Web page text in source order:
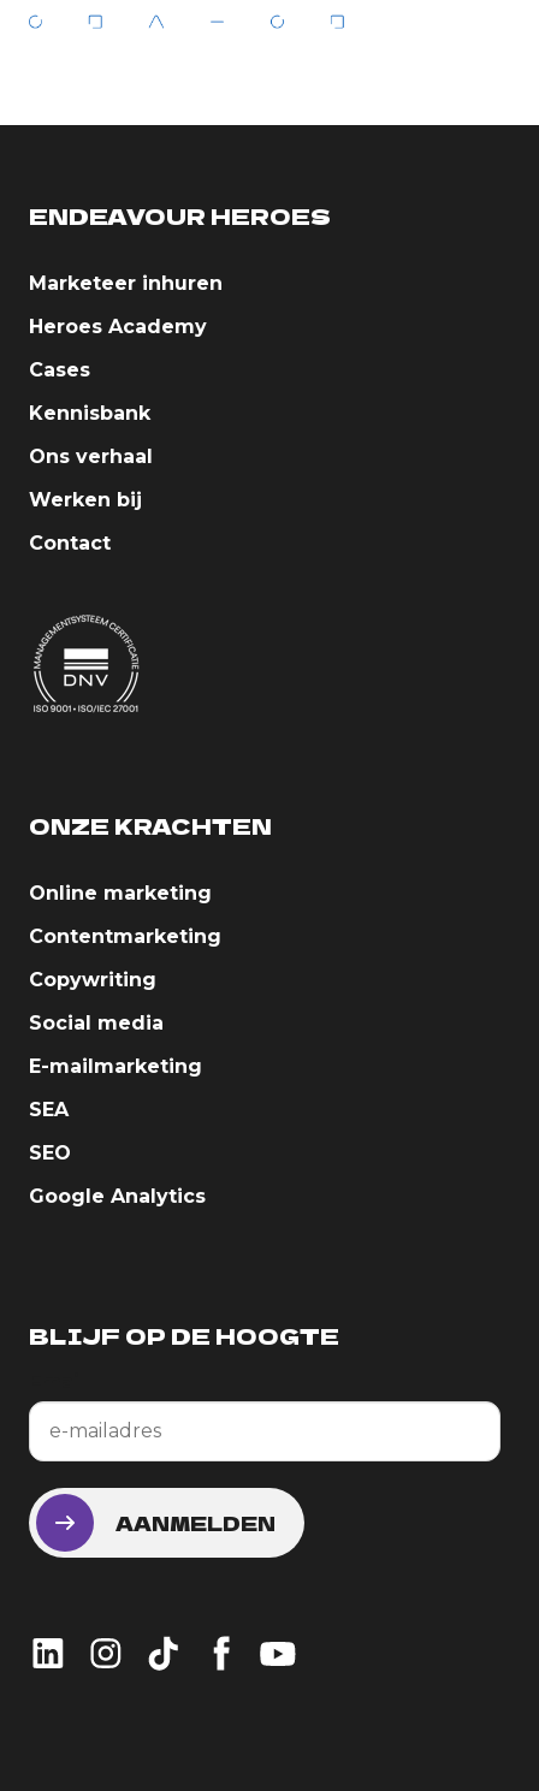
ENDEAVOUR HEROES
Marketeer inhuren
Heroes Academy
Cases
Kennisbank
Ons verhaal
Werken bij
Contact
ONZE KRACHTEN
Online marketing
Contentmarketing
Copywriting
Social media
E-mailmarketing
SEA
SEO
Google Analytics
BLIJF OP DE HOOGTE